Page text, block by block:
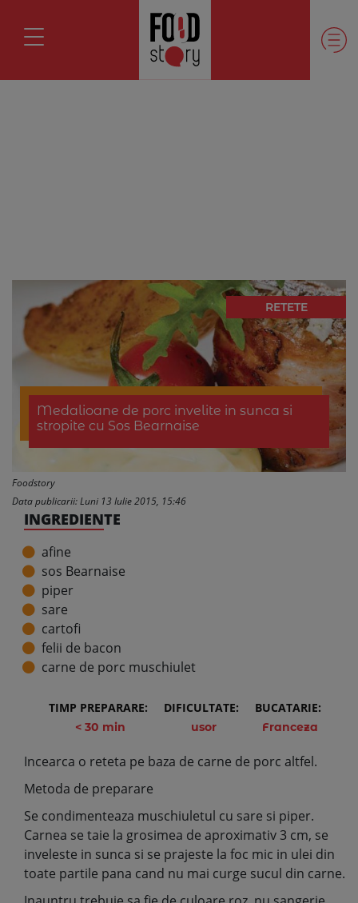
RETETE
Medalioane de porc invelite in sunca si
stropite cu Sos Bearnaise
Foodstory
Data publicarii: Luni 13 Iulie 2015, 15:46
TIMP PREPARARE:
< 30 min
DIFICULTATE:
usor
BUCATARIE:
Franceza
Incearca o reteta pe baza de carne de porc altfel.
Metoda de preparare
Se condimenteaza muschiuletul cu sare si piper.
Carnea se taie la grosimea de aproximativ 3 cm, se
inveleste in sunca si se prajeste la foc mic in ulei din
toate partile pana cand nu mai curge sucul din carne.
INGREDIENTE
afine
sos Bearnaise
piper
sare
cartofi
felii de bacon
carne de porc muschiulet